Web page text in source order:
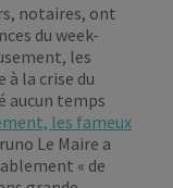
notaires, ont
du week-
les
la crise du
aucun temps
les fameux
Le Maire a
« de